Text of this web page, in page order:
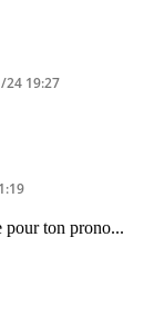
24 19:27
pour ton prono...